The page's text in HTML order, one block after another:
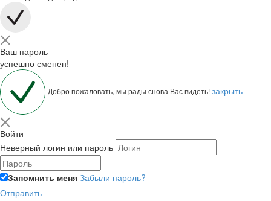
Ваш пароль
успешно сменен!
Добро пожаловать, мы рады снова Вас видеть!закрыть
Войти
Неверный логин или пароль
Запомнить меня Забыли пароль?
Отправить